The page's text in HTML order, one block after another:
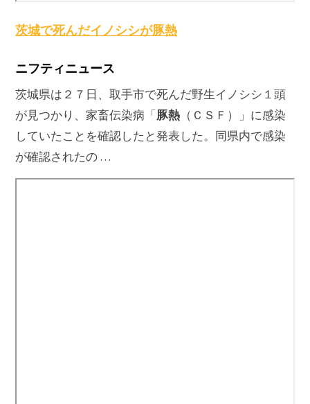
茨城で死んだイノシシが豚熱
ニフティニュース
茨城県は２７日、取手市で死んだ野生イノシシ１頭
が見つかり、家畜伝染病「豚熱 （ＣＳＦ）」に感染
していたことを確認したと発表した。同県内で感染
が確認されたの …